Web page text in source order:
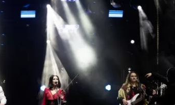
ZDROWIE
ROLNICTWO
CZYSTE